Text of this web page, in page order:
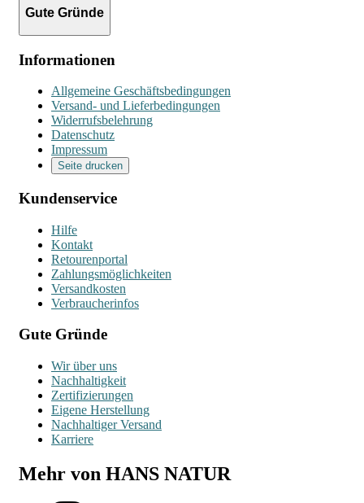
Gute Gründe
Informationen
Allgemeine Geschäftsbedingungen
Versand- und Lieferbedingungen
Widerrufsbelehrung
Datenschutz
Impressum
Seite drucken
Kundenservice
Hilfe
Kontakt
Retourenportal
Zahlungsmöglichkeiten
Versandkosten
Verbraucherinfos
Gute Gründe
Wir über uns
Nachhaltigkeit
Zertifizierungen
Eigene Herstellung
Nachhaltiger Versand
Karriere
Mehr von HANS NATUR